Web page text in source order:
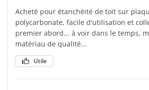
Acheté pour étanchéité de toit sur
polycarbonate, facile d'utilisation et
premier abord... à voir dans le temps,
matériau de qualité...
Utile